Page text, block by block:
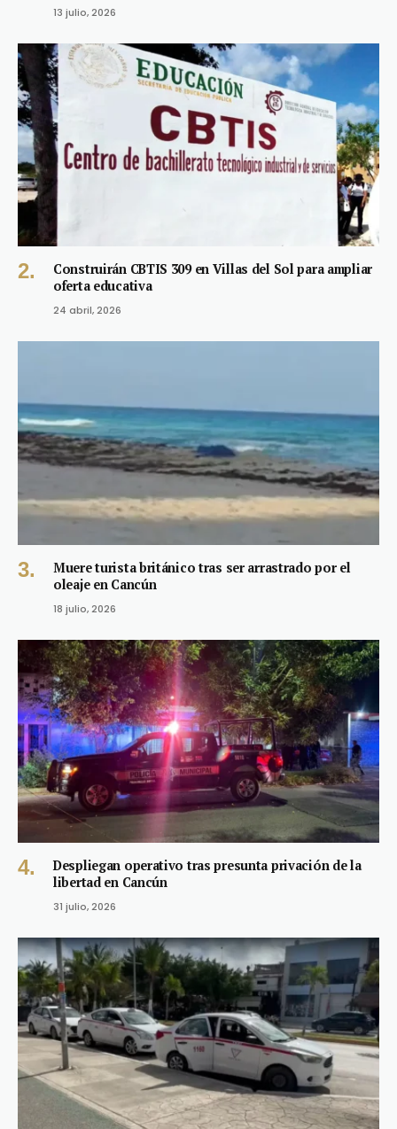
13 julio, 2026
Construirán CBTIS 309 en Villas del Sol para ampliar
oferta educativa
24 abril, 2026
Muere turista británico tras ser arrastrado por el
oleaje en Cancún
18 julio, 2026
Despliegan operativo tras presunta privación de la
libertad en Cancún
31 julio, 2026